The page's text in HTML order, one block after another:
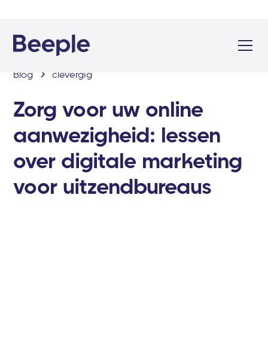
Blog clevergig
Zorg voor uw online
aanwezigheid: lessen
over digitale marketing
voor uitzendbureaus